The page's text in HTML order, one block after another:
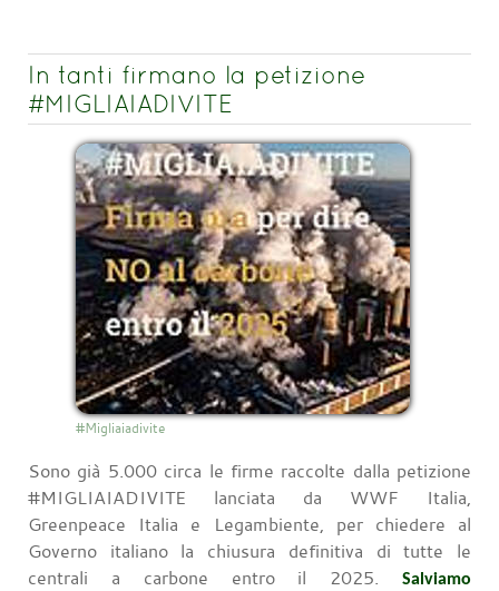
In tanti firmano la petizione
#MIGLIAIADIVITE
#Migliaiadivite
Sono già 5.000 circa le firme raccolte dalla petizione
#MIGLIAIADIVITE lanciata da WWF Italia,
Greenpeace Italia e Legambiente, per chiedere al
Governo italiano la chiusura definitiva di tutte le
centrali a carbone entro il 2025.
Salviamo